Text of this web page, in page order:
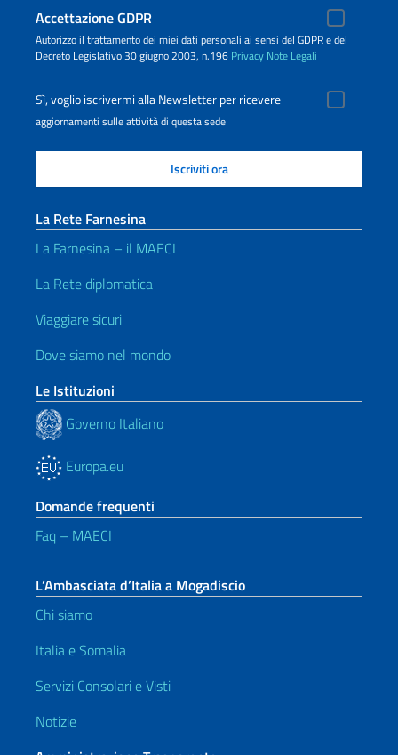
Accettazione GDPR
Autorizzo il trattamento dei miei dati personali ai sensi del GDPR e del
Decreto Legislativo 30 giugno 2003, n.196 Privacy Note Legali
Sì, voglio iscrivermi alla Newsletter per ricevere
aggiornamenti sulle attività di questa sede
La Rete Farnesina
La Farnesina – il MAECI
La Rete diplomatica
Viaggiare sicuri
Dove siamo nel mondo
Le Istituzioni
Governo Italiano
Europa.eu
Domande frequenti
Faq – MAECI
L’Ambasciata d’Italia a Mogadiscio
Chi siamo
Italia e Somalia
Servizi Consolari e Visti
Notizie